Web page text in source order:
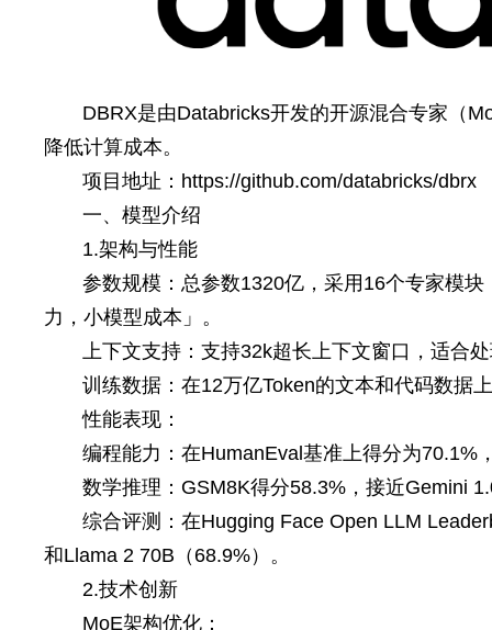
DBRX是由Databricks开发的开源混合专家（
降低计算成本。
项目地址：https://github.com/databricks/dbrx
一、模型介绍
1.架构与性能
参数规模：总参数1320亿，采用16个专家模
力，小模型成本」。
上下文支持：支持32k超长上下文窗口，适合
训练数据：在12万亿Token的文本和代码数据
性能表现：
编程能力：在HumanEval基准上得分为70.1%
数学推理：GSM8K得分58.3%，接近Gemini
综合评测：在Hugging Face Open LLM
和Llama 2 70B（68.9%）。
2.技术创新
MoE架构优化：